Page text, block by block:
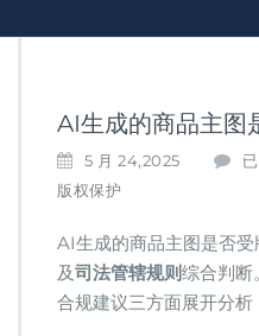
AI生成的商品主图
5 月 24,2025
A
成
商
版权保护
AI生成的商品主图是否
及​​司法管辖规则​综合判断
合规建议三方面展开分析